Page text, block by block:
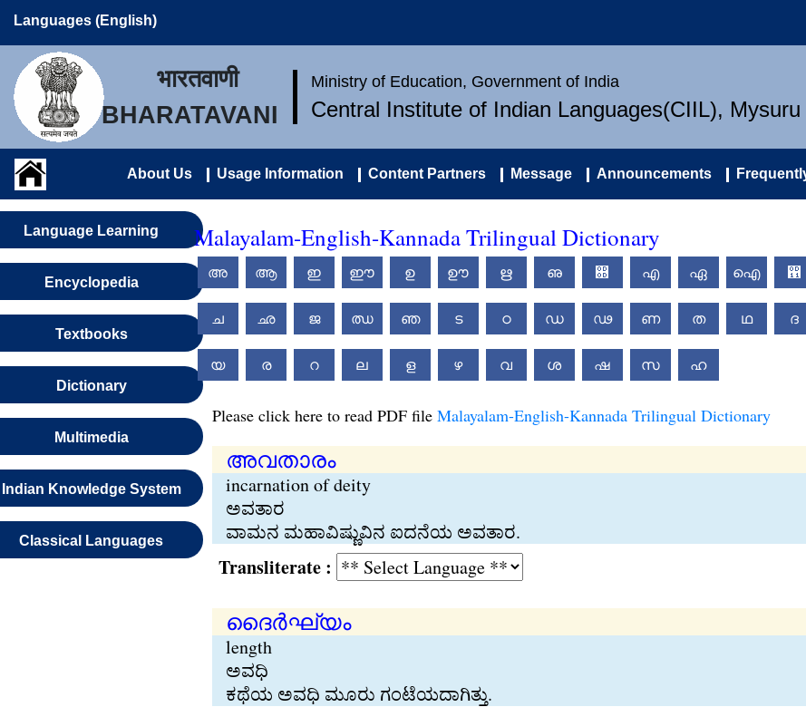
Languages (English)
भारतवाणी
BHARATAVANI
Ministry of Education, Government of India
Central Institute of Indian Languages(CIIL), Mysuru
About Us Usage Information Content Partners Message Announcements
Language Learning
Encyclopedia
Textbooks
Dictionary
Multimedia
Indian Knowledge System
Classical Languages
Malayalam-English-Kannada Trilingual Dictionary
അ ആ ഇ ഈ ഉ ഊ ഋ ഌ ഍ എ ഏ ഐ ഑
ച ഛ ജ ഝ ഞ ട ഠ ഡ ഢ ണ ത ഥ ദ
യ ര റ ല ള ഴ വ ശ ഷ സ ഹ
Please click here to read PDF file Malayalam-English-Kannada Trilingual Dictionary
അവതാരം
incarnation of deity
ಅವತಾರ
ವಾಮನ ಮಹಾವಿಷ್ಣುವಿನ ಐದನೆಯ ಅವತಾರ.
Transliterate :
ദൈര്‍ഘ്യം
length
ಅವಧಿ
ಕಥೆಯ ಅವಧಿ ಮೂರು ಗಂಟೆಯದಾಗಿತ್ತು.